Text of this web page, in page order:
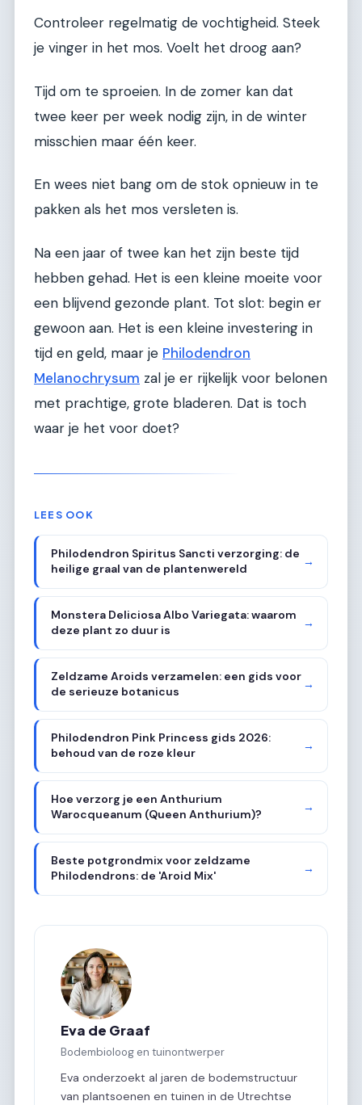
Controleer regelmatig de vochtigheid. Steek
je vinger in het mos. Voelt het droog aan?
Tijd om te sproeien. In de zomer kan dat
twee keer per week nodig zijn, in de winter
misschien maar één keer.
En wees niet bang om de stok opnieuw in te
pakken als het mos versleten is.
Na een jaar of twee kan het zijn beste tijd
hebben gehad. Het is een kleine moeite voor
een blijvend gezonde plant. Tot slot: begin er
gewoon aan. Het is een kleine investering in
tijd en geld, maar je Philodendron
Melanochrysum zal je er rijkelijk voor belonen
met prachtige, grote bladeren. Dat is toch
waar je het voor doet?
LEES OOK
Philodendron Spiritus Sancti verzorging: de
heilige graal van de plantenwereld
→
Monstera Deliciosa Albo Variegata: waarom
deze plant zo duur is
→
Zeldzame Aroids verzamelen: een gids voor
de serieuze botanicus
→
Philodendron Pink Princess gids 2026:
behoud van de roze kleur
→
Hoe verzorg je een Anthurium
Warocqueanum (Queen Anthurium)?
→
Beste potgrondmix voor zeldzame
Philodendrons: de 'Aroid Mix'
→
Eva de Graaf
Bodembioloog en tuinontwerper
Eva onderzoekt al jaren de bodemstructuur
van plantsoenen en tuinen in de Utrechtse